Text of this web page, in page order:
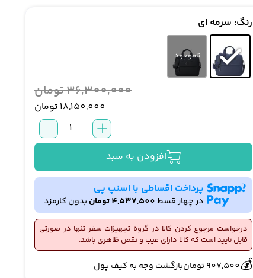
رنگ: سرمه ای
36,300,000تومانقیمت
18,150,000تومان
قیمت
کیف
اداری
دستی
مدل
لپیک
عدد
افزودن به سبد
پرداخت اقساطی با اسنپ پی
در چهار قسط4,537,500تومان بدون کارمزد
درخواست مرجوع کردن کالا در گروه تجهیزات سفر تنها در صورتی
قابل تایید است که کالا دارای عیب و نقص ظاهری باشد.🔥1 فروش در هفته گذشته👀114 بازدید در ۲۴ ساعت گذشته
💰
907,500تومانبازگشت وجه به کیف پول